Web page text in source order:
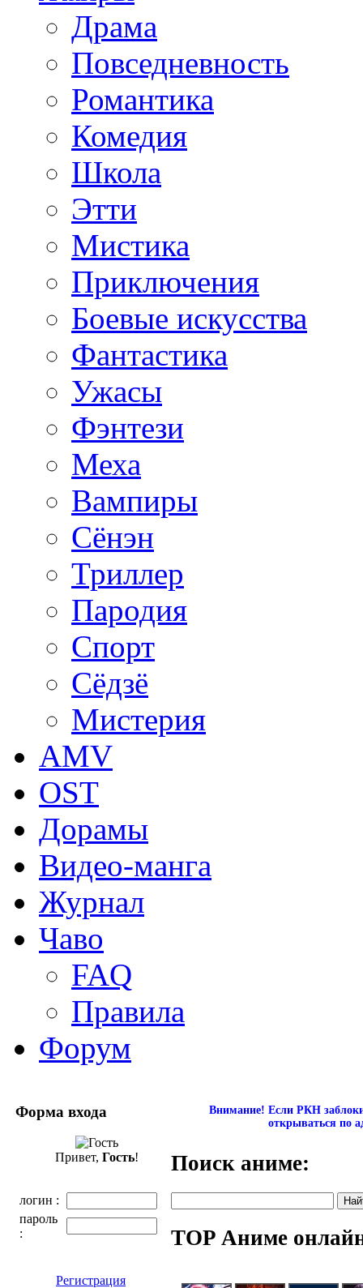
Драма
Повседневность
Романтика
Комедия
Школа
Этти
Мистика
Приключения
Боевые искусства
Фантастика
Ужасы
Фэнтези
Меха
Вампиры
Сёнэн
Триллер
Пародия
Спорт
Сёдзё
Мистерия
AMV
OST
Дорамы
Видео-манга
Журнал
Чаво
FAQ
Правила
Форум
Форма входа
Привет, Гость!
логин :
пароль
:
Регистрация
Внимание! Если РКН
открываться по
Поиск аниме:
TOP Аниме